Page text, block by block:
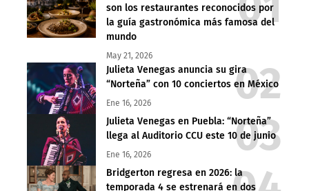
son los restaurantes reconocidos por
la guía gastronómica más famosa del
mundo
May 21, 2026
Julieta Venegas anuncia su gira
“Norteña” con 10 conciertos en México
Ene 16, 2026
Julieta Venegas en Puebla: “Norteña”
llega al Auditorio CCU este 10 de junio
Ene 16, 2026
Bridgerton regresa en 2026: la
temporada 4 se estrenará en dos